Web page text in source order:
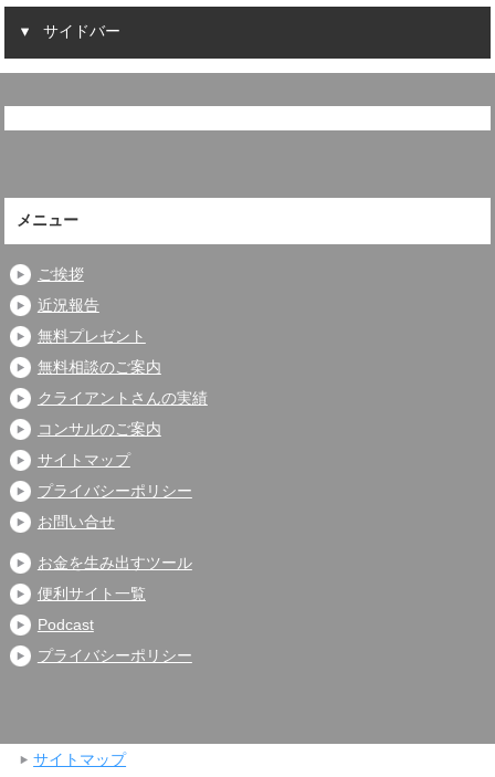
サイドバー
メニュー
ご挨拶
近況報告
無料プレゼント
無料相談のご案内
クライアントさんの実績
コンサルのご案内
サイトマップ
プライバシーポリシー
お問い合せ
お金を生み出すツール
便利サイト一覧
Podcast
プライバシーポリシー
サイトマップ